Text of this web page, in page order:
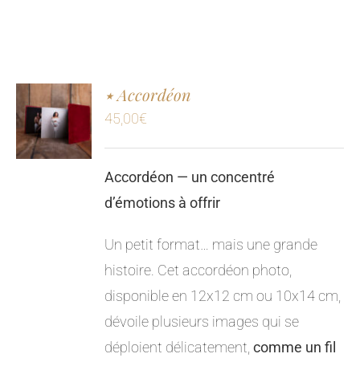
٭ Accordéon
45,00€
Accordéon — un concentré
d’émotions à offrir
Un petit format… mais une grande
histoire. Cet accordéon photo,
disponible en 12x12 cm ou 10x14 cm,
dévoile plusieurs images qui se
déploient délicatement,comme un fil